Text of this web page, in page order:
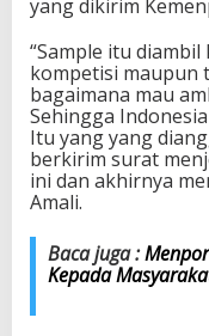
yang dikirim
“Sample itu
kompetisi maupun
bagaimana mau
Sehingga
Itu yang yang
berkirim surat
ini dan akhirnya
Amali.
Baca juga :
Kepada